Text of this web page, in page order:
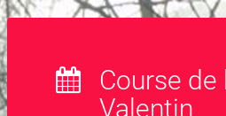
Course de
Valentin